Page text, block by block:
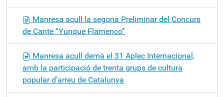
Manresa acull la segona Preliminar del Concurs
de Cante “Yunque Flamenco”
Manresa acull demà el 31 Aplec Internacional,
amb la participació de trenta grups de cultura
popular d’arreu de Catalunya